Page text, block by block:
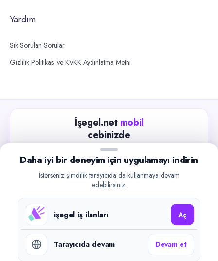
Yardım
Sık Sorulan Sorular
Gizlilik Politikası ve KVKK Aydınlatma Metni
İşegel.net mobil
cebinizde
Güncel iş ilanlarını takip edin, işverenlerle hızlıca
iletişime geçin.
Google Play
©2026işegel.net. Tüm hakları saklıdır.
Daha iyi bir deneyim için uygulamayı indirin
İsterseniz şimdilik tarayıcıda da kullanmaya devam
edebilirsiniz.
işegel iş ilanları Aç
Tarayıcıda devam Devam et